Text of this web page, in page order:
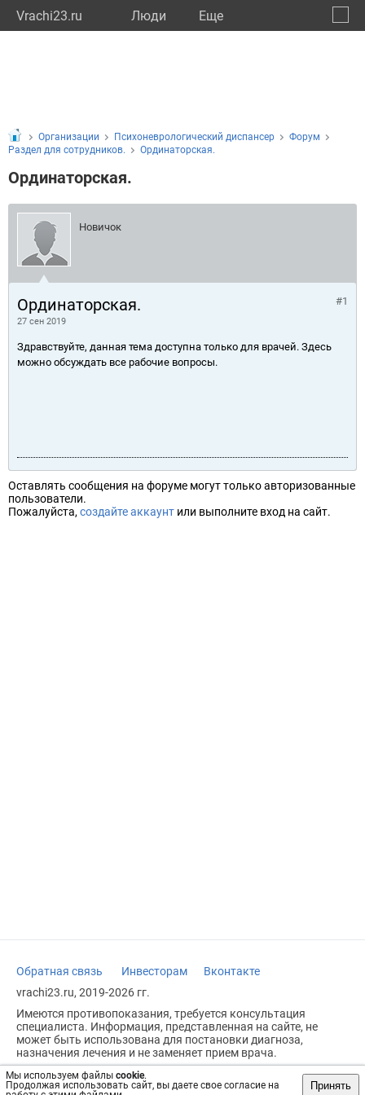
Vrachi23.ru Люди Eще
Мы используем файлы cookie.
Продолжая использовать сайт, вы даете свое согласие на
Принять
Организации Психоневрологический диспансер
Форум
Раздел для сотрудников.
Ординаторская.
Ординаторская.
Новичок
Ординаторская.
27 сен 2019
#1
Здравствуйте, данная тема доступна только для врачей. Здесь
можно обсуждать все рабочие вопросы.
Оставлять сообщения на форуме могут только авторизованные
пользователи.
Пожалуйста, создайте аккаунт или выполните вход на сайт.
Обратная связь Инвесторам
Вконтакте
vrachi23.ru, 2019-2026 гг.
Имеются противопоказания, требуется консультация
специалиста. Информация, представленная на сайте, не
может быть использована для постановки диагноза,
назначения лечения и не заменяет прием врача.
Возрастное ограничение: 18+